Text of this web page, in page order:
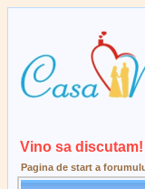
Vino sa discutam!
Pagina de start a